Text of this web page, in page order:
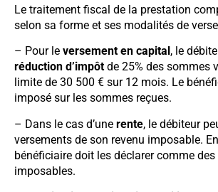
Le traitement fiscal de la prestation
selon sa forme et ses modalités de
– Pour le versement en capital , le
réduction d’impôt de 25% des sommes
limite de 30 500 € sur 12 mois. Le
imposé sur les sommes reçues.
– Dans le cas d’une rente, le débiteur
versements de son revenu imposable.
bénéficiaire doit les déclarer comme des
imposables.